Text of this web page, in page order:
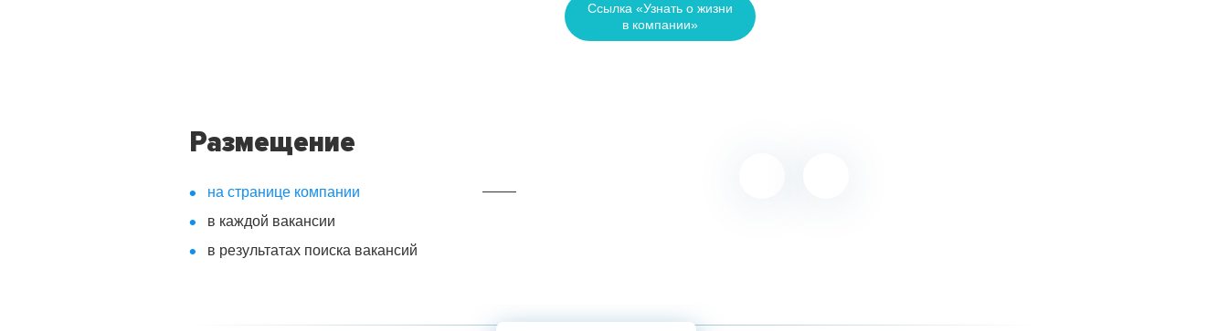
Размещение
на странице компании
в каждой вакансии
в результатах поиска вакансий
Ссылка «Узнать о жизни
в компании»